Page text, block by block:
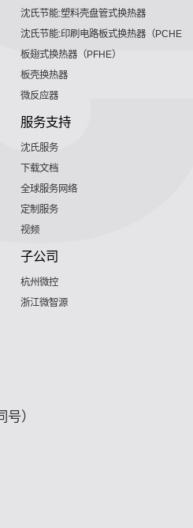
沈氏节能:塑料壳盘管式换热器
沈氏节能:印刷电路板式换热器（PCHE）
板翅式换热器（PFHE）
板壳换热器
微反应器
服务支持
沈氏服务
下载文档
全球服务网络
定制服务
视频
子公司
杭州微控
浙江微智源
）